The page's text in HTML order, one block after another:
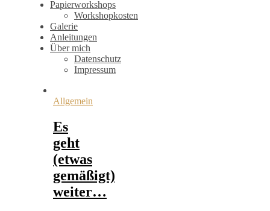
Papierworkshops
Workshopkosten
Galerie
Anleitungen
Über mich
Datenschutz
Impressum
Allgemein
Es
geht
(etwas
gemäßigt)
weiter…